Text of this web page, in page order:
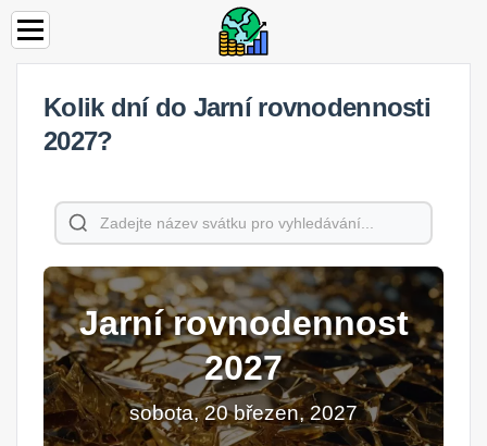
Kolik dní do Jarní rovnodennosti
2027?
Jarní rovnodennost
2027
sobota, 20 březen, 2027